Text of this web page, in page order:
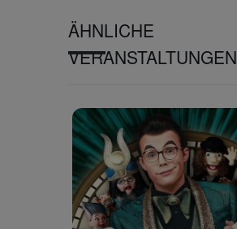
ÄHNLICHE
VERANSTALTUNGEN